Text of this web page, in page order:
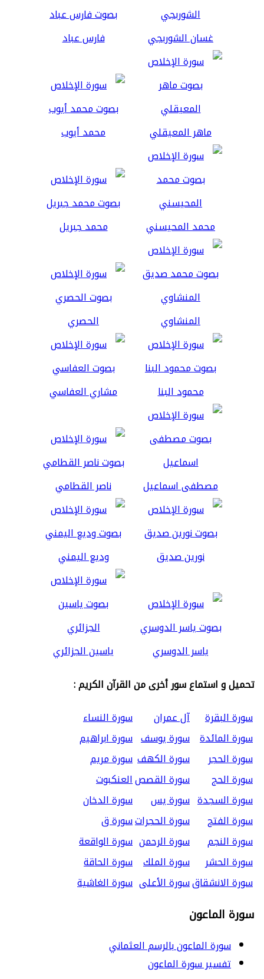
غسان الشوربجي فارس عباد
ماهر المعيقلي محمد أيوب
محمد المحيسني محمد جبريل
المنشاوي الحصري
محمود البنا مشاري العفاسي
مصطفى اسماعيل ناصر القطامي
نورين صديق وديع اليمني
ياسر الدوسري
ياسين الجزائري
تحميل و استماع سور أخرى من القرآن الكريم :
سورة البقرة
آل عمران
سورة النساء
سورة المائدة سورة يوسف سورة ابراهيم
سورة الحجر
سورة الكهف سورة مريم
سورة الحج
سورة القصصالعنكبوت
سورة السجدة سورة يس
سورة الدخان
سورة الفتح
سورة الحجراتسورة ق
سورة النجم
سورة الرحمن سورة الواقعة
سورة الحشر
سورة الملك سورة الحاقة
سورة الانشقاقسورة الأعلى سورة الغاشية
سورة الماعون
سورة الماعون بالرسم العثماني
تفسير سورة الماعون